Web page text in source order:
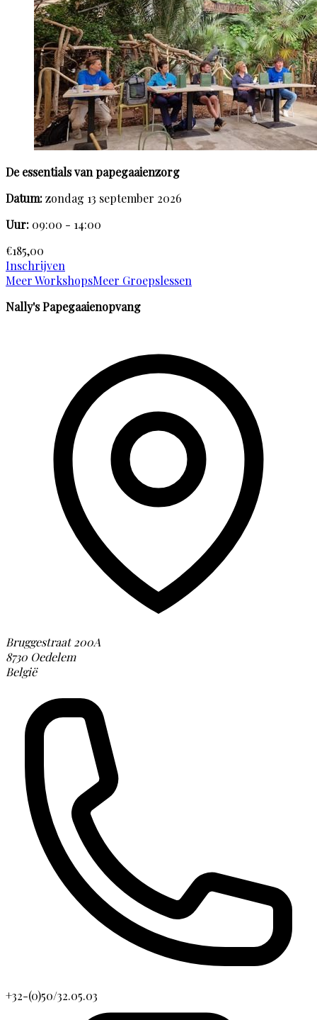
De essentials van papegaaienzorg
Datum:zondag 13 september 2026
Uur: 09:00 - 14:00
€185,00
Inschrijven
Meer WorkshopsMeer Groepslessen
Nally's Papegaaienopvang
Bruggestraat 200A
8730 Oedelem
België
+32-(0)50/32.05.03